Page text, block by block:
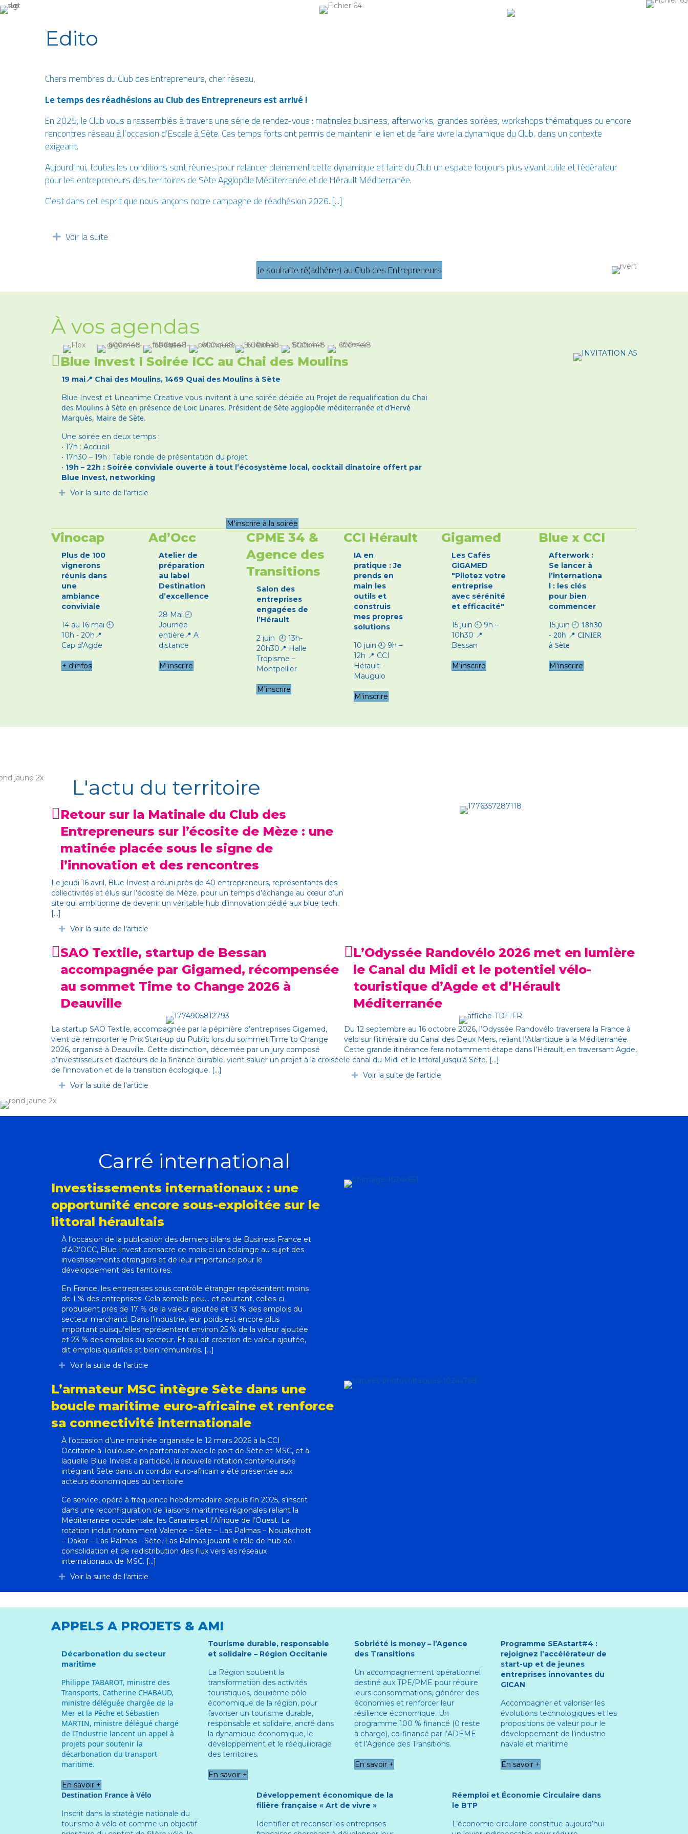
Edito
Chers membres du Club des Entrepreneurs, cher réseau,
Le temps des réadhésions au Club des Entrepreneurs est arrivé !
En 2025, le Club vous a rassemblés à travers une série de rendez-vous : matinales business, afterworks, grandes soirées, workshops thématiques ou encore
rencontres réseau à l’occasion d’Escale à Sète. Ces temps forts ont permis de maintenir le lien et de faire vivre la dynamique du Club, dans un contexte
exigeant.
Aujourd’hui, toutes les conditions sont réunies pour relancer pleinement cette dynamique et faire du Club un espace toujours plus vivant, utile et fédérateur
pour les entrepreneurs des territoires de Sète Agglopôle Méditerranée et de Hérault Méditerranée.
C’est dans cet esprit que nous lançons notre campagne de réadhésion 2026. [...]
Déplier
Voir la suite
Je souhaite ré(adhérer) au Club des Entrepreneurs
À vos agendas
Blue Invest I Soirée ICC au Chai des Moulins
19 mai📍 Chai des Moulins, 1469 Quai des Moulins à Sète
Blue Invest et Uneanime Creative vous invitent à une soirée dédiée au Projet de requalification du Chai
des Moulins à Sète en présence de Loïc Linares, Président de Sète agglopôle méditerranée et d’Hervé
Marquès, Maire de Sète.
Une soirée en deux temps :
• 17h : Accueil
• 17h30 – 19h : Table ronde de présentation du projet
• 19h – 22h : Soirée conviviale ouverte à tout l’écosystème local, cocktail dinatoire offert par
Blue Invest, networking
Déplier
Voir la suite de l'article
M'inscrire à la soirée
Vinocap
Plus de 100
vignerons
réunis dans
une
ambiance
conviviale
14 au 16 mai 🕘
10h - 20h📍
Cap d'Agde
+ d'infos
Ad’Occ
Atelier de
préparation
au label
Destination
d’excellence
28 Mai 🕘
Journée
entière📍 A
distance
M'inscrire
CPME 34 &
Agence des
Transitions
Salon des
entreprises
engagées de
l’Hérault
2 juin 🕘 13h-
20h30📍 Halle
Tropisme –
Montpellier
M'inscrire
CCI Hérault
IA en
pratique : Je
prends en
main les
outils et
construis
mes propres
solutions
10 juin 🕘 9h –
12h 📍 CCI
Hérault -
Mauguio
M'inscrire
Gigamed
Les Cafés
GIGAMED
"Pilotez votre
entreprise
avec sérénité
et efficacité"
15 juin 🕘 9h –
10h30 📍
Bessan
M'inscrire
Blue x CCI
Afterwork :
Se lancer à
l’internationa
l : les clés
pour bien
commencer
15 juin🕘 18h30
- 20h 📍 CINIER
à Sète
M'inscrire
L'actu du territoire
Retour sur la Matinale du Club des
Entrepreneurs sur l’écosite de Mèze : une
matinée placée sous le signe de
l’innovation et des rencontres
Le jeudi 16 avril, Blue Invest a réuni près de 40 entrepreneurs, représentants des
collectivités et élus sur l’écosite de Mèze, pour un temps d’échange au cœur d’un
site qui ambitionne de devenir un véritable hub d’innovation dédié aux blue tech.
[...]
Déplier
Voir la suite de l'article
SAO Textile, startup de Bessan
accompagnée par Gigamed, récompensée
au sommet Time to Change 2026 à
Deauville
La startup SAO Textile, accompagnée par la pépinière d’entreprises Gigamed,
vient de remporter le Prix Start-up du Public lors du sommet Time to Change
2026, organisé à Deauville. Cette distinction, décernée par un jury composé
d’investisseurs et d’acteurs de la finance durable, vient saluer un projet à la croisée
de l’innovation et de la transition écologique. [...]
Déplier
Voir la suite de l'article
L’Odyssée Randovélo 2026 met en lumière
le Canal du Midi et le potentiel vélo-
touristique d’Agde et d’Hérault
Méditerranée
Du 12 septembre au 16 octobre 2026, l’Odyssée Randovélo traversera la France à
vélo sur l’itinéraire du Canal des Deux Mers, reliant l’Atlantique à la Méditerranée.
Cette grande itinérance fera notamment étape dans l’Hérault, en traversant Agde,
le canal du Midi et le littoral jusqu’à Sète. [...]
Déplier
Voir la suite de l'article
Carré international
Investissements internationaux : une
opportunité encore sous-exploitée sur le
littoral héraultais
À l’occasion de la publication des derniers bilans de Business France et
d’AD’OCC, Blue Invest consacre ce mois-ci un éclairage au sujet des
investissements étrangers et de leur importance pour le
développement des territoires.
En France, les entreprises sous contrôle étranger représentent moins
de 1 % des entreprises. Cela semble peu… et pourtant, celles-ci
produisent près de 17 % de la valeur ajoutée et 13 % des emplois du
secteur marchand. Dans l’industrie, leur poids est encore plus
important puisqu’elles représentent environ 25 % de la valeur ajoutée
et 23 % des emplois du secteur. Et qui dit création de valeur ajoutée,
dit emplois qualifiés et bien rémunérés. [...]
Déplier
Voir la suite de l'article
L’armateur MSC intègre Sète dans une
boucle maritime euro-africaine et renforce
sa connectivité internationale
À l’occasion d’une matinée organisée le 12 mars 2026 à la CCI
Occitanie à Toulouse, en partenariat avec le port de Sète et MSC, et à
laquelle Blue Invest a participé, la nouvelle rotation conteneurisée
intégrant Sète dans un corridor euro-africain a été présentée aux
acteurs économiques du territoire.
Ce service, opéré à fréquence hebdomadaire depuis fin 2025, s’inscrit
dans une reconfiguration de liaisons maritimes régionales reliant la
Méditerranée occidentale, les Canaries et l’Afrique de l’Ouest. La
rotation inclut notamment Valence – Sète – Las Palmas – Nouakchott
– Dakar – Las Palmas – Sète, Las Palmas jouant le rôle de hub de
consolidation et de redistribution des flux vers les réseaux
internationaux de MSC. [...]
Déplier
Voir la suite de l'article
APPELS A PROJETS & AMI
Décarbonation du secteur
maritime
Philippe TABAROT, ministre des
Transports, Catherine CHABAUD,
ministre déléguée chargée de la
Mer et la Pêche et Sébastien
MARTIN, ministre délégué chargé
de l'Industrie lancent un appel à
projets pour soutenir la
décarbonation du transport
maritime.
En savoir +
Tourisme durable, responsable
et solidaire – Région Occitanie
La Région soutient la
transformation des activités
touristiques, deuxième pôle
économique de la région, pour
favoriser un tourisme durable,
responsable et solidaire, ancré dans
la dynamique économique, le
développement et le rééquilibrage
des territoires.
En savoir +
Sobriété is money – l’Agence
des Transitions
Un accompagnement opérationnel
destiné aux TPE/PME pour réduire
leurs consommations, générer des
économies et renforcer leur
résilience économique. Un
programme 100 % financé (0 reste
à charge), co-financé par l’ADEME
et l’Agence des Transitions.
En savoir +
Programme SEAstart#4 :
rejoignez l’accélérateur de
start-up et de jeunes
entreprises innovantes du
GICAN
Accompagner et valoriser les
évolutions technologiques et les
propositions de valeur pour le
développement de l’industrie
navale et maritime
En savoir +
Destination France à Vélo
Inscrit dans la stratégie nationale du
tourisme à vélo et comme un objectif
Développement économique de la
filière française « Art de vivre »
Identifier et recenser les entreprises
Réemploi et Économie Circulaire dans
le BTP
L’économie circulaire constitue aujourd’hui